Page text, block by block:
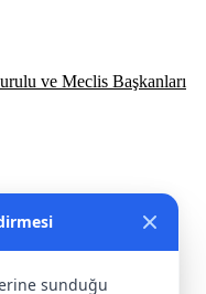
sunduğu
ve Meclis Başkanları